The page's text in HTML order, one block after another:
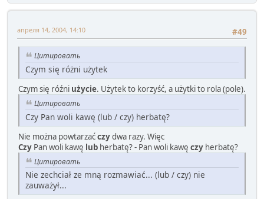
#49
апреля 14, 2004, 14:10
Цитировать
Czym się różni użytek
Czym się róźni użycie. Użytek to korzyść, a użytki to rola (pole).
Цитировать
Czy Pan woli kawę (lub / czy) herbatę?
Nie można powtarzaćczydwa razy. Więc
Czy Pan woli kawę lub herbatę? - Pan woli kawę czy herbatę?
Цитировать
Nie zechciał ze mną rozmawiać... (lub / czy) nie
zauważył...